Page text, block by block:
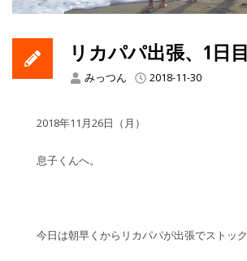
リカパパ出張、1日目
みっつん 2018-11-30
2018年11月26日（月）
息子くんへ。
今日は朝早くからリカパパが出張でストック